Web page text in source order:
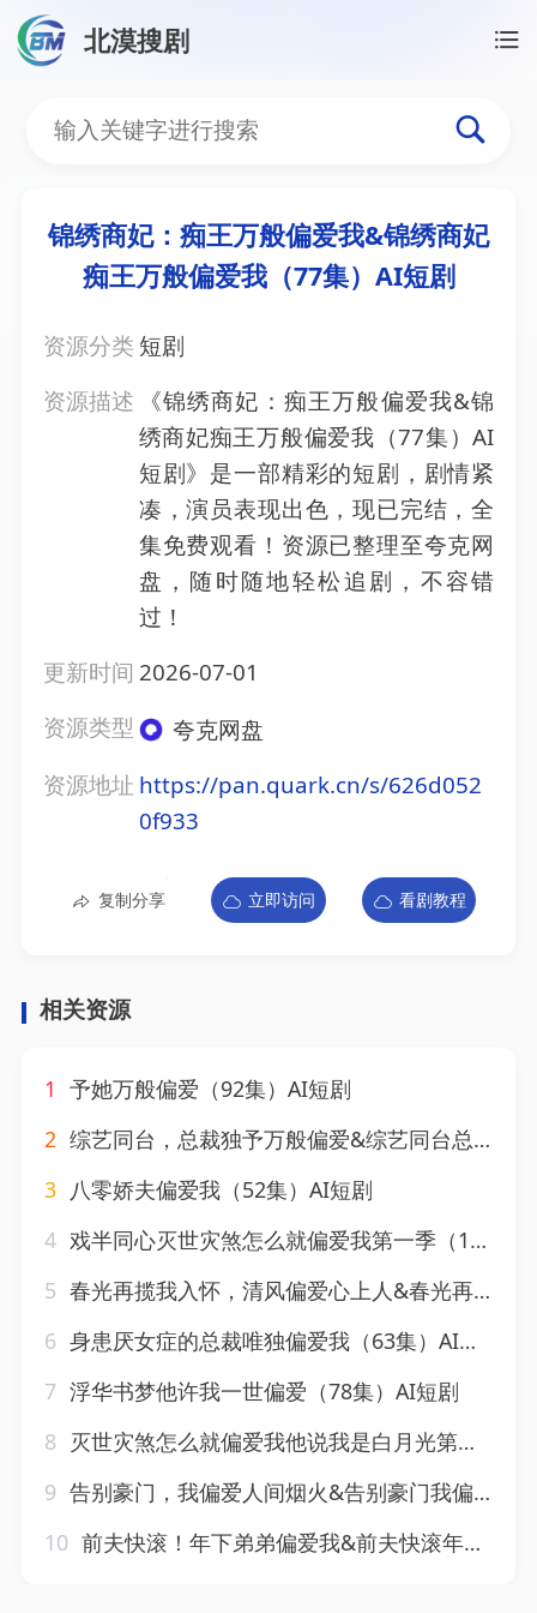
北漠搜剧
锦绣商妃：痴王万般偏
锦绣商妃：痴王万般偏爱我&锦绣商妃
痴王万般偏爱我（77集）AI短剧
资源分类 短剧
资源描述
《锦绣商妃：痴王万般偏爱我&锦
绣商妃痴王万般偏爱我（77集）AI
短剧》是一部精彩的短剧，剧情紧
凑，演员表现出色，现已完结，全
集免费观看！资源已整理至夸克网
盘，随时随地轻松追剧，不容错
过！
更新时间 2026-07-01
资源类型
夸克网盘
资源地址 https://pan.quark.cn/s/626d052
0f933
复制分享 立即访问 看剧教程
相关资源
1 予她万般偏爱（92集）AI短剧
2 综艺同台，总裁独予万般偏爱&综艺同台总裁独予万般偏爱（15集）AI短剧
3 八零娇夫偏爱我（52集）AI短剧
4 戏半同心灭世灾煞怎么就偏爱我第一季（129集）AI短剧
5 春光再揽我入怀，清风偏爱心上人&春光再揽我入怀清风偏爱心上人（132集）AI短剧
6 身患厌女症的总裁唯独偏爱我（63集）AI短剧
7 浮华书梦他许我一世偏爱（78集）AI短剧
8 灭世灾煞怎么就偏爱我他说我是白月光第一季（126集）AI短剧
9 告别豪门，我偏爱人间烟火&告别豪门我偏爱人间烟火（45集）AI短剧
10 前夫快滚！年下弟弟偏爱我&前夫快滚年下弟弟偏爱我（54集）AI短剧